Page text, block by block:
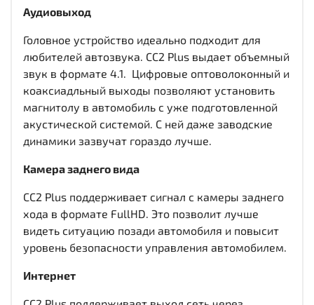
Аудиовыход
Головное устройство идеально подходит для
любителей автозвука. CC2 Plus выдает объемный
звук в формате 4.1. Цифровые оптоволоконный и
коаксиадльный выходы позволяют установить
магнитолу в автомобиль с уже подготовленной
акустической системой. С ней даже заводские
динамики зазвучат гораздо лучше.
Камера заднего вида
CC2 Plus поддерживает сигнал с камеры заднего
хода в формате FullHD. Это позволит лучше
видеть ситуацию позади автомобиля и повысит
уровень безопасности управления автомобилем.
Интернет